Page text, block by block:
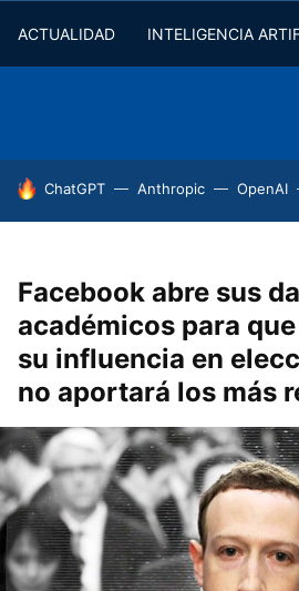
ACTUALIDAD INTELIGENCIA
HOY SE HABLA DE
ChatGPT Anthropic OpenAI
Facebook abre sus
académicos para
su influencia en
no aportará los más